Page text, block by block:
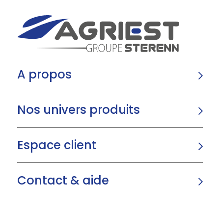
A propos
Nos univers produits
Espace client
Contact & aide